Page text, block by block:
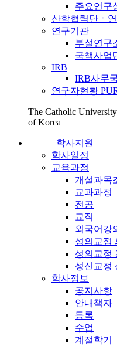
주요연구
산학협력단ㆍ
연구기관
부설연구
국책사업
IRB
IRB사무
연구자현황
The Catholic University
of Korea
학사지원
학사일정
교육과정
개설과목
교과과정
전공
교직
외국어강
성의교정
성의교정
성신교정
학사정보
공지사항
안내책자
등록
수업
계절학기